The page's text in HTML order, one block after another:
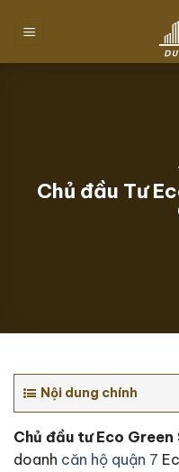
đến
Chủ đầu Tư
Nội dung chính
Chủ đầu tư Eco
doanh căn hộ quận 7